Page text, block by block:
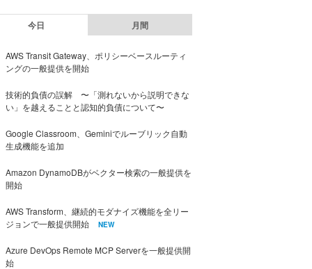
今日 月間
AWS Transit Gateway、ポリシーベースルーティ
ングの一般提供を開始
技術的負債の誤解 〜「測れないから説明できな
い」を越えることと認知的負債について〜
Google Classroom、Geminiでルーブリック自動
生成機能を追加
Amazon DynamoDBがベクター検索の一般提供を
開始
AWS Transform、継続的モダナイズ機能を全リー
ジョンで一般提供開始
NEW
Azure DevOps Remote MCP Serverを一般提供開
始